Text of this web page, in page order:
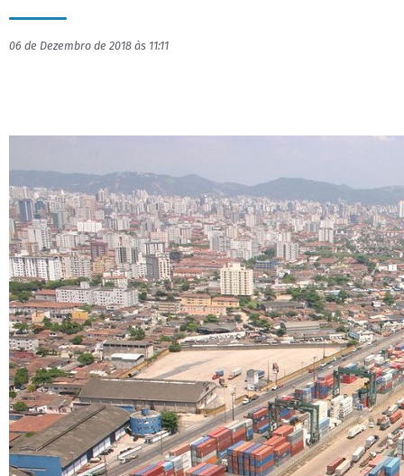
06 de Dezembro de 2018 às 11:11